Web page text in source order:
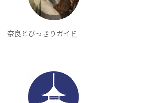
奈良とびっきりガイド